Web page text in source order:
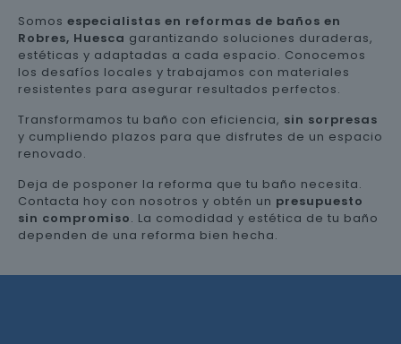
Somos especialistas en reformas de baños en
Robres, Huesca garantizando soluciones duraderas,
estéticas y adaptadas a cada espacio. Conocemos
los desafíos locales y trabajamos con materiales
resistentes para asegurar resultados perfectos.
Transformamos tu baño con eficiencia, sin sorpresas
y cumpliendo plazos para que disfrutes de un espacio
renovado.
Deja de posponer la reforma que tu baño necesita.
Contacta hoy con nosotros y obtén un presupuesto
sin compromiso. La comodidad y estética de tu baño
dependen de una reforma bien hecha.